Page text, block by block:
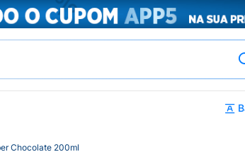
Chocolate 200ml